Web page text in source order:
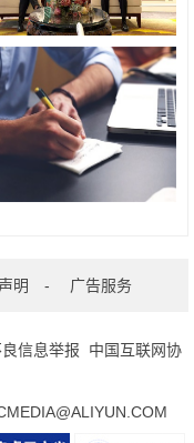
明 - 广告服务
良信息举报
中国互联网协